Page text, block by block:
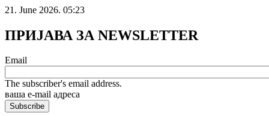
21. June 2026. 05:23
ПРИЈАВА ЗА NEWSLETTER
Email
The subscriber's email address.
ваша е-mail адреса